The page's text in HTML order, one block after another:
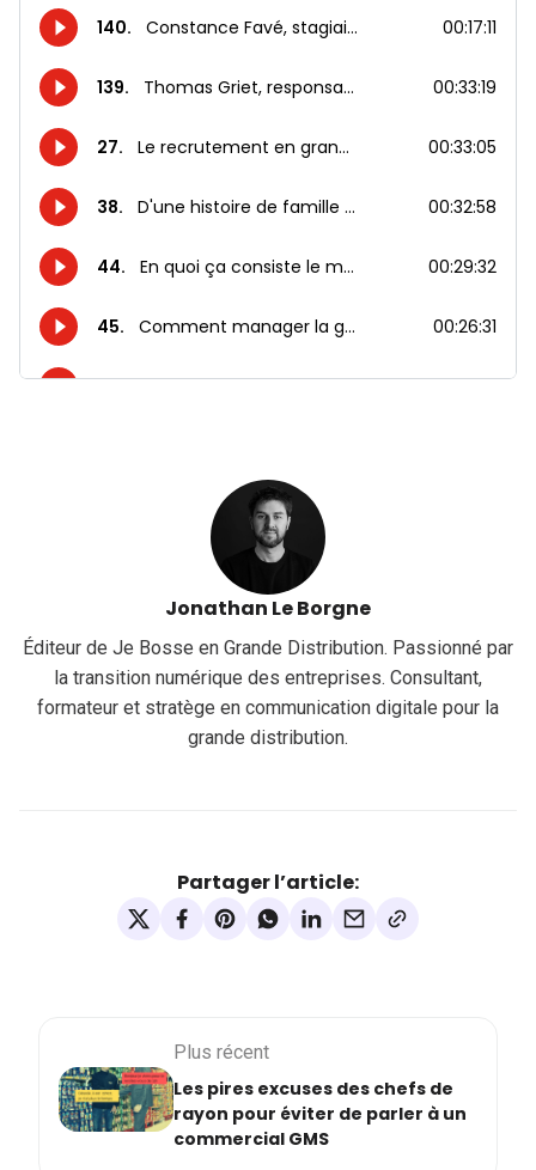
Jonathan Le Borgne
Éditeur de Je Bosse en Grande Distribution. Passionné par
la transition numérique des entreprises. Consultant,
formateur et stratège en communication digitale pour la
grande distribution.
Partager l’article:
Plus récent
Les pires excuses des chefs de
rayon pour éviter de parler à un
commercial GMS